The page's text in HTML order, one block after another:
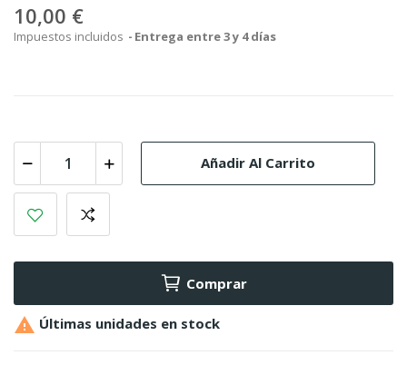
10,00 €
Impuestos incluidos Entrega entre 3 y 4 días
Añadir Al Carrito
Comprar
 Últimas unidades en stock